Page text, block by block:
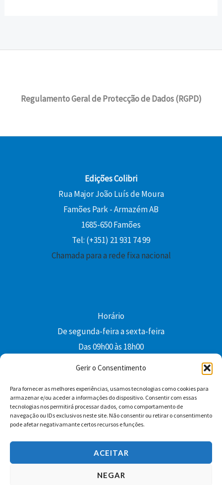
Gerir o Consentimento
Para fornecer as melhores experiências, usamos tecnologias como cookies para
armazenar e/ou aceder a informações do dispositivo. Consentir com essas
tecnologias nos permitirá processar dados, como comportamento de
navegação ou IDs exclusivos neste site. Não consentir ou retirar o consentimento
pode afetar negativamante certos recursos e funções.
ACEITAR
NEGAR
Regulamento Geral de Protecção de Dados (RGPD)
Edições Colibri
Rua Major João Luís de Moura
Famões Park - Armazém AB
1685-650 Famões
Tel: (+351) 21 931 74 99
Chamada para a rede fixa nacional
Horário
De segunda-feira a sexta-feira
Das 09h00 às 18h00
Facebook YouTube Instagram
Whatsapp
Condições Gerais de Venda